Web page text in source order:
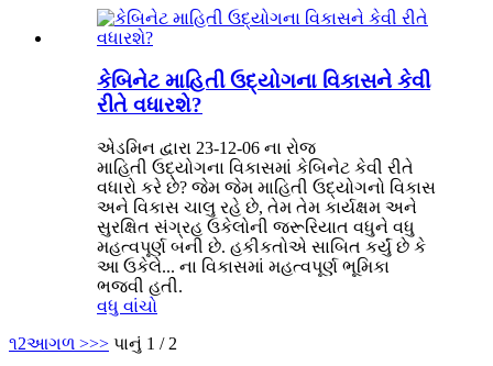
કેબિનેટ માહિતી ઉદ્યોગના વિકાસને કેવી
રીતે વધારશે?
એડમિન દ્વારા 23-12-06 ના રોજ
માહિતી ઉદ્યોગના વિકાસમાં કેબિનેટ કેવી રીતે
વધારો કરે છે? જેમ જેમ માહિતી ઉદ્યોગનો વિકાસ
અને વિકાસ ચાલુ રહે છે, તેમ તેમ કાર્યક્ષમ અને
સુરક્ષિત સંગ્રહ ઉકેલોની જરૂરિયાત વધુને વધુ
મહત્વપૂર્ણ બની છે. હકીકતોએ સાબિત કર્યું છે કે
આ ઉકેલે... ના વિકાસમાં મહત્વપૂર્ણ ભૂમિકા
ભજવી હતી.
વધુ વાંચો
૧2આગળ >>> પાનું 1 / 2